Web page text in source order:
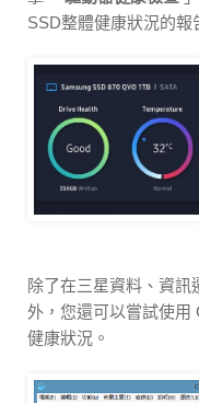
SSD整體健康狀況的報
除了在三星資料、資訊
外，您還可以嘗試使用
健康狀況。